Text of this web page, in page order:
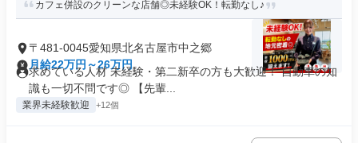
カフェ併設のクリーンな店舗◎未経験OK！転勤なし♪
〒481-0045愛知県北名古屋市中之郷
月給22万円～26万円
求めている人材 未経験・第二新卒の方も大歓迎！ 自動車の知
識も一切不問です◎ 【先輩...
業界未経験歓迎 +12個